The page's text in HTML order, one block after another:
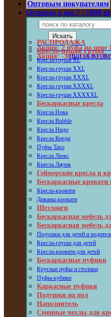
Оптовым покупателям
Отзывы о нас ( >1000
Акция: 2 пуфа по цене
Акция: -30% НА
при
РАСПРОДАЖА
Кресло-мешок Груша
Кресла-груши XL
Кресла-груши XXL
Кресла-груши XXXL
Кресла-груши XXXXL
Кресла-груши XXXXXL
Бескаркасные кресла
Кресла Нова
Кресла Bubble
Кресла Нидо
Кресла Корди
Пуфы Taxo
Кресла Люкс
Кресла Лаунж
Геймерские кресла и
Бескаркасные
Кресла-кровати
Диваны-кровати
Шезлонги
Бескаркасная мебель
Бескаркасная мебель
Подушки для детей и
Кресла-груши для детей
Кресла-кровати для детей
Бескаркасные пуфики
Круглые пуфы и столики
Пуфы-кубики
Каркасные пуфики
Подушки на пол
Наполнитель
Сменные чехлы для